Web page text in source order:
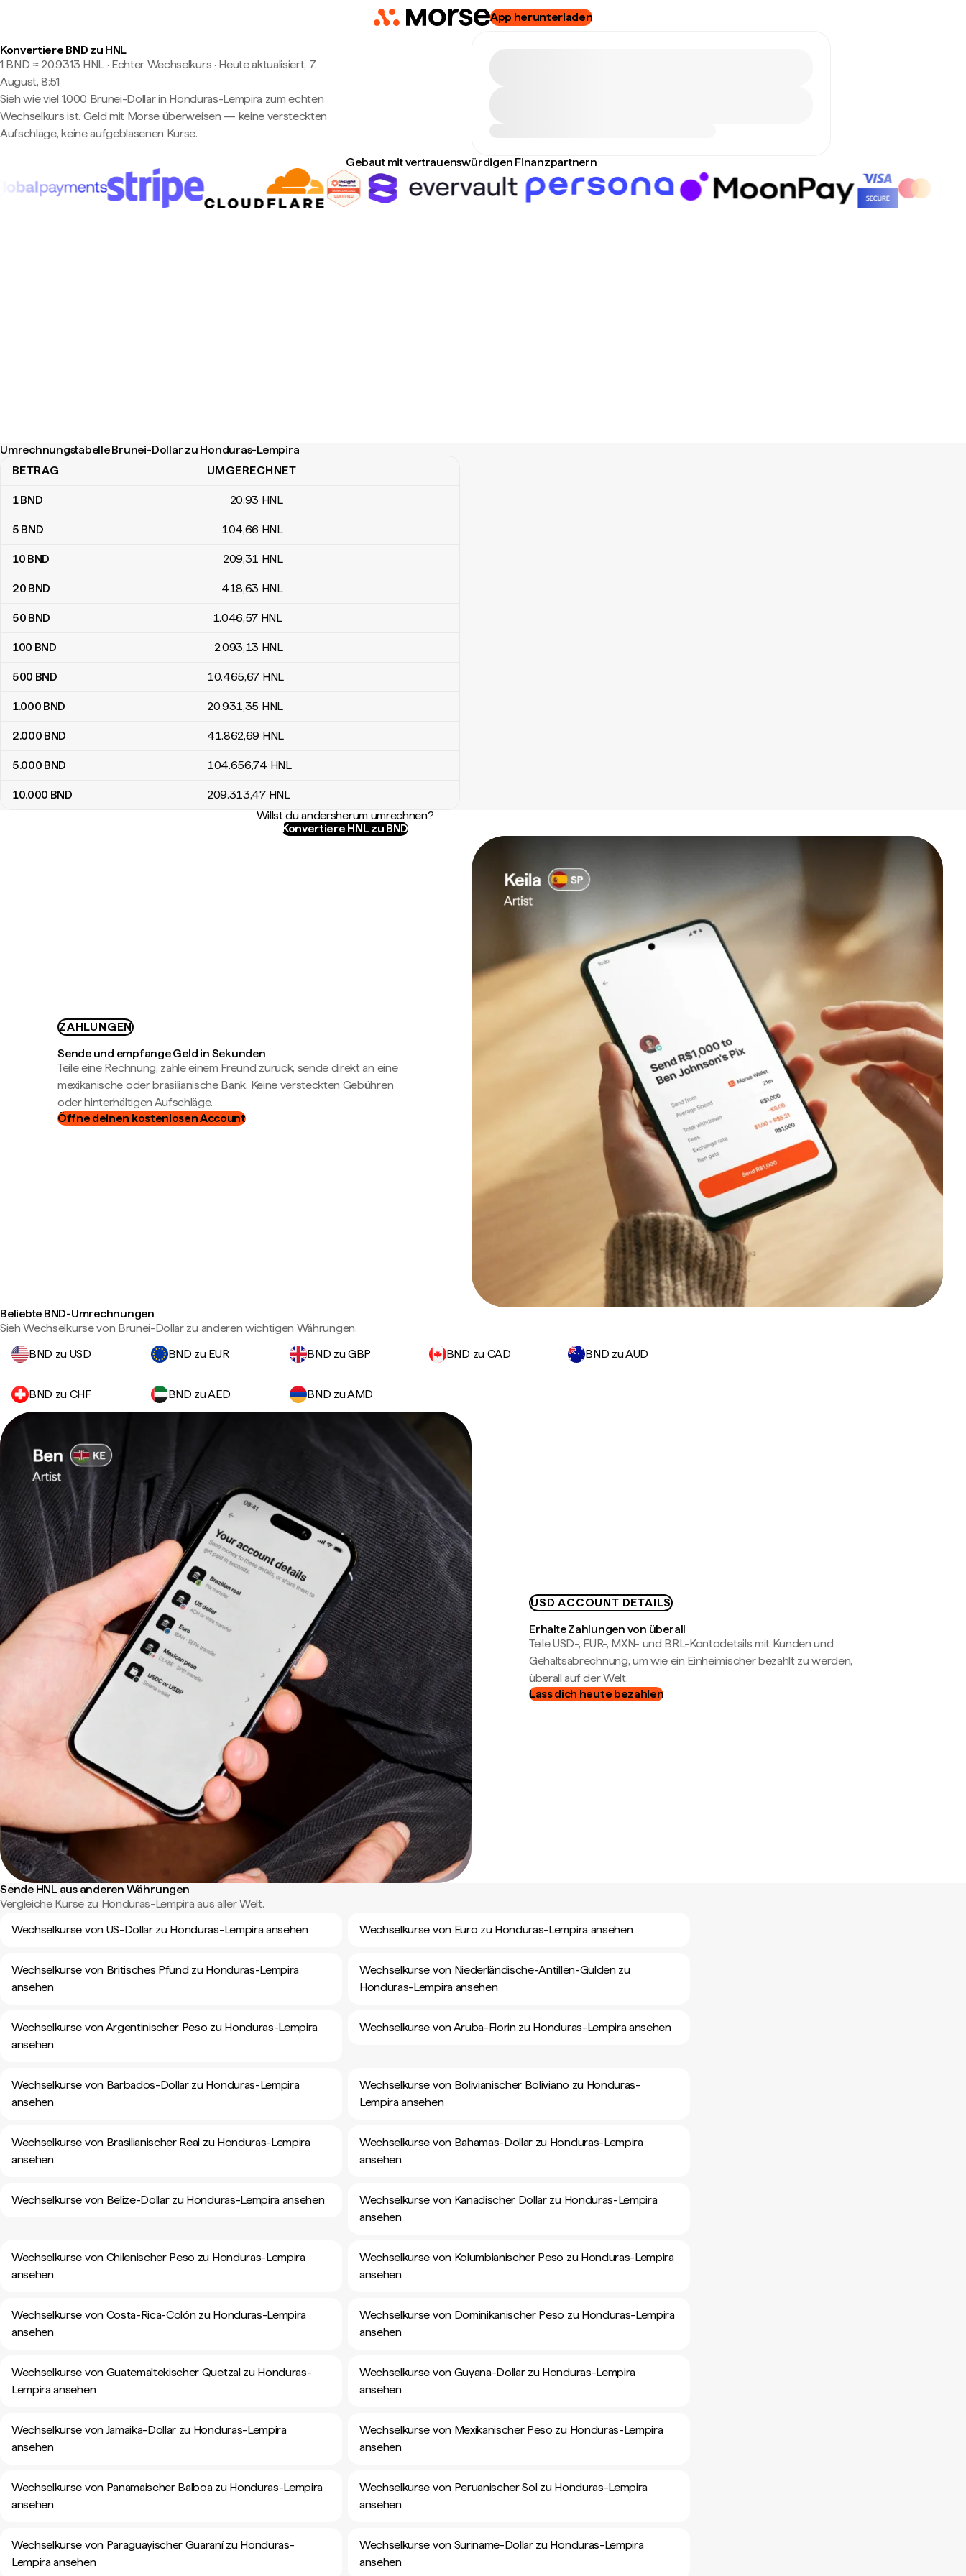
App herunterladen
Konvertiere BND zu HNL
1 BND ≈ 20,9313 HNL · Echter Wechselkurs · Heute aktualisiert, 7.
August, 8:51
Sieh wie viel 1.000 Brunei-Dollar in Honduras-Lempira zum echten
Wechselkurs ist. Geld mit Morse überweisen — keine versteckten
Aufschläge, keine aufgeblasenen Kurse.
Gebaut mit vertrauenswürdigen Finanzpartnern
Umrechnungstabelle Brunei-Dollar zu Honduras-Lempira
Umrechnungstabelle Brunei-Dollar zu Honduras-Lempira
BETRAG UMGERECHNET
1BND 20,93 HNL
5 BND 104,66 HNL
10 BND 209,31 HNL
20 BND 418,63 HNL
50 BND 1.046,57 HNL
100 BND 2.093,13 HNL
500 BND 10.465,67 HNL
1.000 BND 20.931,35 HNL
2.000 BND 41.862,69 HNL
5.000 BND 104.656,74 HNL
10.000 BND 209.313,47 HNL
Willst du andersherum umrechnen?
Konvertiere HNL zu BND
ZAHLUNGEN
Sende und empfange Geld in Sekunden
Teile eine Rechnung, zahle einem Freund zurück, sende direkt an eine
mexikanische oder brasilianische Bank. Keine versteckten Gebühren
oder hinterhältigen Aufschläge.
Öffne deinen kostenlosen Account
Beliebte BND-Umrechnungen
Sieh Wechselkurse von Brunei-Dollar zu anderen wichtigen Währungen.
BND zu USD
BND zu EUR BND zu GBP BND zu CAD BND zu AUD
BND zu CHF BND zu AED BND zu AMD
USD ACCOUNT DETAILS
Erhalte Zahlungen von überall
Teile USD-, EUR-, MXN- und BRL-Kontodetails mit Kunden und
Gehaltsabrechnung, um wie ein Einheimischer bezahlt zu werden,
überall auf der Welt.
Lass dich heute bezahlen
Sende HNL aus anderen Währungen
Vergleiche Kurse zu Honduras-Lempira aus aller Welt.
Wechselkurse von US-Dollar zu Honduras-Lempira ansehen
Wechselkurse von Euro zu Honduras-Lempira ansehen
Wechselkurse von Britisches Pfund zu Honduras-Lempira
ansehen
Wechselkurse von Niederländische-Antillen-Gulden zu
Honduras-Lempira ansehen
Wechselkurse von Argentinischer Peso zu Honduras-Lempira
ansehen
Wechselkurse von Aruba-Florin zu Honduras-Lempira ansehen
Wechselkurse von Barbados-Dollar zu Honduras-Lempira
ansehen
Wechselkurse von Bolivianischer Boliviano zu Honduras-
Lempira ansehen
Wechselkurse von Brasilianischer Real zu Honduras-Lempira
ansehen
Wechselkurse von Bahamas-Dollar zu Honduras-Lempira
ansehen
Wechselkurse von Belize-Dollar zu Honduras-Lempira ansehen
Wechselkurse von Kanadischer Dollar zu Honduras-Lempira
ansehen
Wechselkurse von Chilenischer Peso zu Honduras-Lempira
ansehen
Wechselkurse von Kolumbianischer Peso zu Honduras-Lempira
ansehen
Wechselkurse von Costa-Rica-Colón zu Honduras-Lempira
ansehen
Wechselkurse von Dominikanischer Peso zu Honduras-Lempira
ansehen
Wechselkurse von Guatemaltekischer Quetzal zu Honduras-
Lempira ansehen
Wechselkurse von Guyana-Dollar zu Honduras-Lempira
ansehen
Wechselkurse von Jamaika-Dollar zu Honduras-Lempira
ansehen
Wechselkurse von Mexikanischer Peso zu Honduras-Lempira
ansehen
Wechselkurse von Panamaischer Balboa zu Honduras-Lempira
ansehen
Wechselkurse von Peruanischer Sol zu Honduras-Lempira
ansehen
Wechselkurse von Paraguayischer Guaraní zu Honduras-
Lempira ansehen
Wechselkurse von Suriname-Dollar zu Honduras-Lempira
ansehen